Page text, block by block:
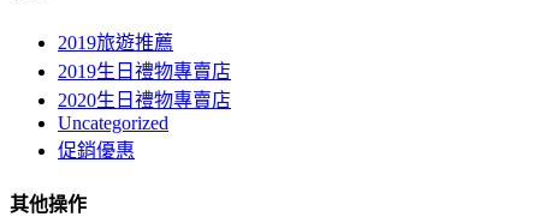
2019旅遊推薦
2019生日禮物專賣店
2020生日禮物專賣店
Uncategorized
促銷優惠
其他操作